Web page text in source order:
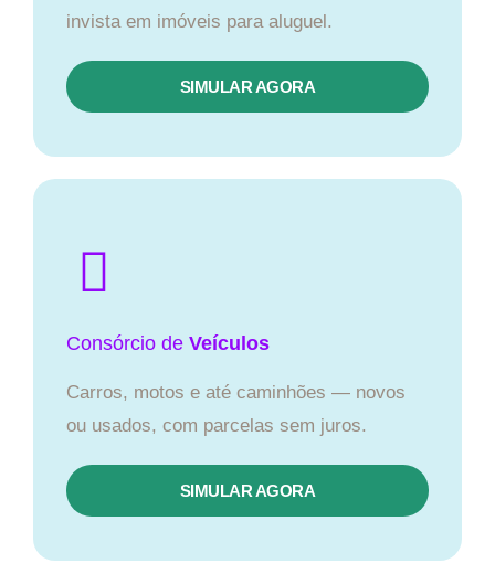
invista em imóveis para aluguel.
SIMULAR AGORA​
Consórcio de Veículos
Carros, motos e até caminhões — novos
ou usados, com parcelas sem juros.
SIMULAR AGORA